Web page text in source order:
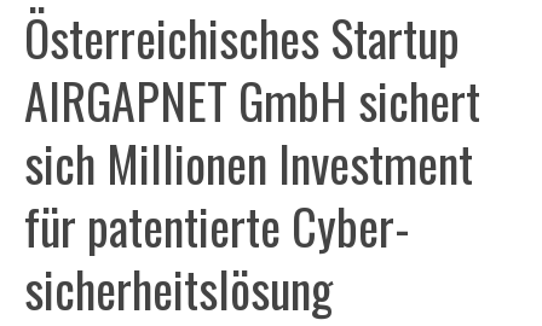
Österreichisches Startup
AIRGAPNET GmbH sichert
sich Millionen Investment
für patentierte Cyber­
sicherheitslösung